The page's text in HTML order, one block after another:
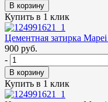
В корзину
Купить в 1 клик
Цементная затирка
900 руб.
-
В корзину
Купить в 1 клик